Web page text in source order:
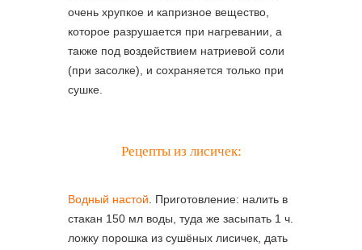
очень хрупкое и капризное вещество,
которое разрушается при нагревании, а
также под воздействием натриевой соли
(при засолке), и сохраняется только при
сушке.
Рецепты из лисичек:
Водный настой . Приготовление: налить в
стакан 150 мл воды, туда же засыпать 1 ч.
ложку порошка из сушёных лисичек, дать